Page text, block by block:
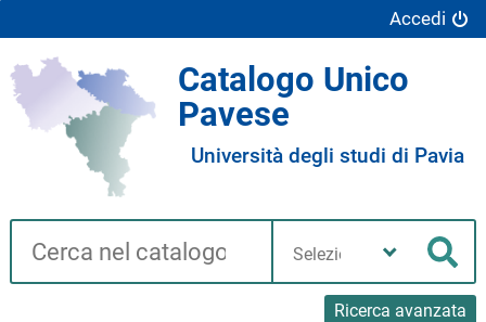
Accedi
Catalogo Unico
Pavese
Università degli studi di Pavia
Cerca su "Catalogo"
Ricerca avanzata
biblioteca